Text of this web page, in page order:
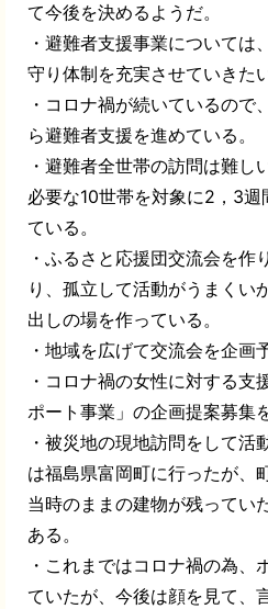
て今後を決めるようだ。
・避難者支援事業については
守り体制を充実させていきたい
・コロナ禍が続いているので
ら避難者支援を進めている。
・避難者全世帯の訪問は難し
必要な10世帯を対象に2 ， 3週
ている。
・ふるさと応援団交流会を作
り、孤立して活動がうまくい
出しの場を作っている。
・地域を広げて交流会を企画
・コロナ禍の女性に対する
ポート事業」の企画提案募集
・被災地の現地訪問をして活
は福島県富岡町に行ったが、
当時のままの建物が残ってい
ある。
・これまではコロナ禍の為、
ていたが、今後は顔を見て、